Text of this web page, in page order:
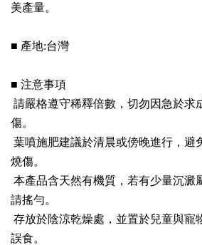
美產量。
■ 產地:台灣
■ 注意事項
請嚴格遵守稀釋倍數，切勿因急於求
傷。
葉噴施肥建議於清晨或傍晚進行，避
燒傷。
本產品含天然有機質，若有少量沉澱
請搖勻。
存放於陰涼乾燥處，並置於兒童與寵
誤食。